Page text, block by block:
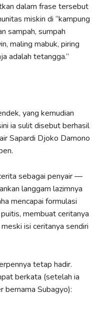
dalam frase tersebut
miskin di “kampung
sampah, sumpah
maling mabuk, piring
adalah tetangga.”
yang kemudian
ia sulit disebut berhasil
Sapardi Djoko Damono
sebagai penyair —
langgam lazimnya
mencapai formulasi
membuat ceritanya
isi ceritanya sendiri
tetap hadir.
berkata (setelah ia
bernama Subagyo):